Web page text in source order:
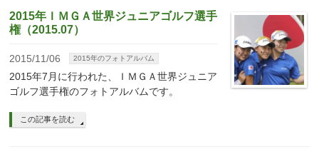
2015年ＩＭＧＡ世界ジュニアゴルフ選手
権（2015.07）
2015/11/06 2015年のフォトアルバム
2015年7月に行われた、ＩＭＧＡ世界ジュニア
ゴルフ選手権のフォトアルバムです。
この記事を読む